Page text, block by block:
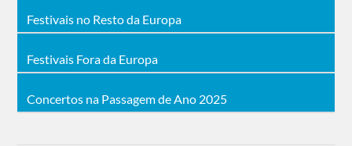
Festivais no Resto da Europa
Festivais Fora da Europa
Concertos na Passagem de Ano 2025